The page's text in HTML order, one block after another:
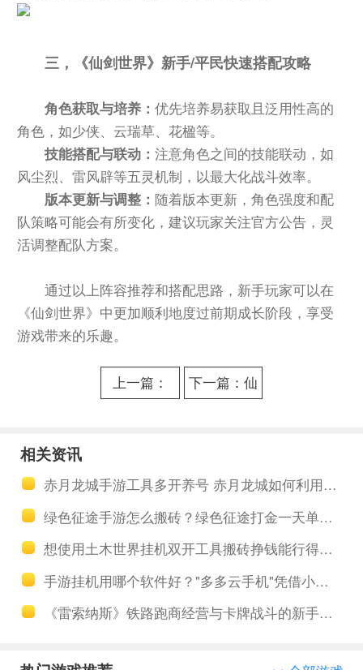
三，《仙剑世界》新手/平民快速搭配攻略
角色获取与培养：优先培养易获取且泛用性高的
角色，如少侠、云瑞草、花楹等。
技能搭配与联动：注意角色之间的技能联动，如
风尘烈、雷风辟等五灵机制，以最大化战斗效率。
版本更新与调整： 随着版本更新，角色强度和配
队策略可能会有所变化，建议玩家关注官方公告，灵
活调整配队方案。
通过以上阵容推荐和搭配思路，新手玩家可以在
《仙剑世界》中更加顺利地度过前期成长阶段，享受
游戏带来的乐趣。
上一篇：
下一篇：仙
略！
相关资讯
赤月龙城手游工具多开养号 赤月龙城如何利用经验瓶快速升级
绿色征途手游怎么搬砖？绿色征途打金一天单号能赚几十块
想使用土木世界挂机双开工具搬砖挣钱能行得通吗
手游挂机用哪个软件好？"多多云手机"凭借小号多开与24小时托管引领挂机新体验
《雷索纳斯》铁路跑商经营与卡牌战斗的新手攻略